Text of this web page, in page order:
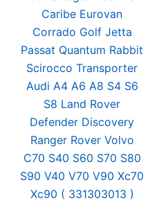
Caribe Eurovan
Corrado Golf Jetta
Passat Quantum Rabbit
Scirocco Transporter
Audi A4 A6 A8 S4 S6
S8 Land Rover
Defender Discovery
Ranger Rover Volvo
C70 S40 S60 S70 S80
S90 V40 V70 V90 Xc70
Xc90 ( 331303013 )